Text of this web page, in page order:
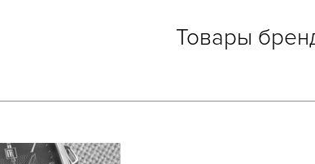
Товары